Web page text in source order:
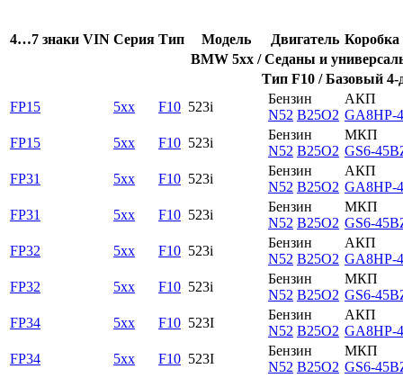
4…7 знаки VIN Серия Тип Модель Двигатель Коробка
BMW 5xx / Седаны и
Тип F10 / Базовый 4-
FP15
5xx F10 523i
Бензин
N52 B25O2
АКП
GA8HP-
FP15
5xx F10 523i
Бензин
N52 B25O2
МКП
GS6-
FP31
5xx F10 523i
Бензин
N52 B25O2
АКП
GA8HP-
FP31
5xx F10 523i
Бензин
N52 B25O2
МКП
GS6-
FP32
5xx F10 523i
Бензин
N52 B25O2
АКП
GA8HP-
FP32
5xx F10 523i
Бензин
N52 B25O2
МКП
GS6-
FP34
5xx F10 523I
Бензин
N52 B25O2
АКП
GA8HP-
FP34
5xx F10 523I
Бензин
N52 B25O2
МКП
GS6-